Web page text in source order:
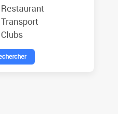
Restaurant
Transport
Clubs